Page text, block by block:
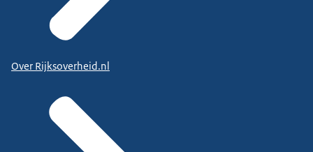
Over Rijksoverheid.nl